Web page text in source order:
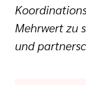
Mehrwert zu
und